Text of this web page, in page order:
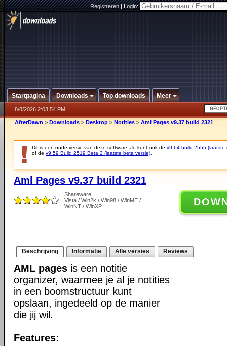
Registreren|Login:
Startpagina Downloads Top downloads Meer
8/8/2026 2:03:54 PM
AfterDawn > Downloads > Desktop > Notities > Aml Pages v9.37 build 2321
Dit is een oude versie van deze software. Je kunt ook de v9.64 build 2555 (laatste
of de v9.59 Build 2519 Beta 2 (laatste beta versie)
Aml Pages v9.37 build 2321
Shareware
Vista / Win2k / Win98 / WinME /
WinNT / WinXP
Beschrijving Informatie Alle versies Reviews
AML pages is een notitie
organizer, waarmee je al je notities
in een boomstructuur kunt
opslaan, ingedeeld op de manier
die jij wil.
Features: